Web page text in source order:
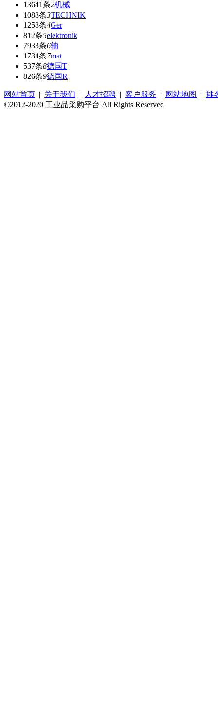
13641条2机械
1088条3TECHNIK
1258条4Ger
812条5elektronik
7933条6轴
1734条7mat
537条8德国T
826条9德国R
网站首页 | 关于我们 | 人才招聘 | 客户服务 | 网站地图 | 排
©2012-2020 工业品采购平台 All Rights Reserved